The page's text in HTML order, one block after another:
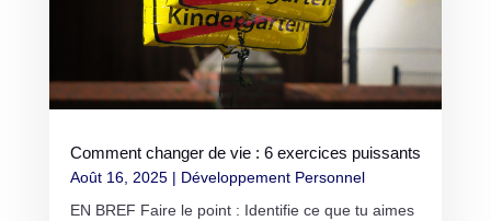
Comment changer de vie : 6 exercices puissants
Août 16, 2025| Développement Personnel
EN BREF Faire le point : Identifie ce que tu aimes